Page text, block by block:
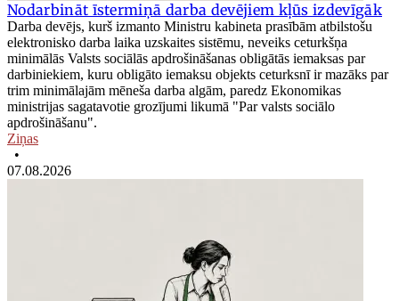
Nodarbināt īstermiņā darba devējiem kļūs izdevīgāk
Darba devējs, kurš izmanto Ministru kabineta prasībām atbilstošu
elektronisko darba laika uzskaites sistēmu, neveiks ceturkšņa
minimālās Valsts sociālās apdrošināšanas obligātās iemaksas par
darbiniekiem, kuru obligāto iemaksu objekts ceturksnī ir mazāks par
trim minimālajām mēneša darba algām, paredz Ekonomikas
ministrijas sagatavotie grozījumi likumā "Par valsts sociālo
apdrošināšanu".
Ziņas
•
07.08.2026